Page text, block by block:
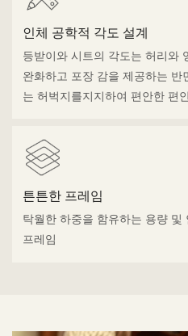
인체 공학적 각도 설계
등받이와 시트의 각도는 허리와
완화하고 포장 감을 제공하는 반
는 허벅지를지지하여 편안한 편
튼튼한 프레임
탁월한 하중을 함유하는 용량
프레임